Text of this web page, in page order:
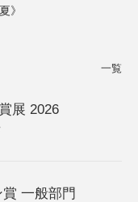
》
一覧
展 2026
一般部門